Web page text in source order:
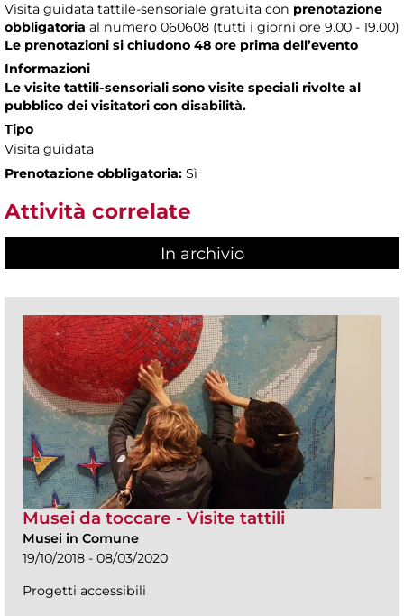
Visita guidata tattile-sensoriale gratuita con prenotazione
obbligatoria al numero 060608 (tutti i giorni ore 9.00 - 19.00)
Le prenotazioni si chiudono 48 ore prima dell’evento
Informazioni
Le visite tattili-sensoriali sono visite speciali rivolte al
pubblico dei visitatori con disabilità.
Tipo
Visita guidata
Prenotazione obbligatoria: Sì
Attività correlate
In archivio
Musei da toccare - Visite tattili
Musei in Comune
19/10/2018 - 08/03/2020
Progetti accessibili